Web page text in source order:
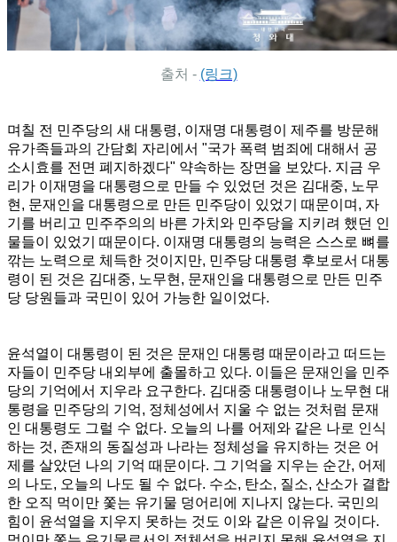
출처 - (링크)
며칠 전 민주당의 새 대통령, 이재명 대통령이 제주를 방문해
유가족들과의 간담회 자리에서 "국가 폭력 범죄에 대해서 공
소시효를 전면 폐지하겠다" 약속하는 장면을 보았다. 지금 우
리가 이재명을 대통령으로 만들 수 있었던 것은 김대중, 노무
현, 문재인을 대통령으로 만든 민주당이 있었기 때문이며, 자
기를 버리고 민주주의의 바른 가치와 민주당을 지키려 했던 인
물들이 있었기 때문이다. 이재명 대통령의 능력은 스스로 뼈를
깎는 노력으로 체득한 것이지만, 민주당 대통령 후보로서 대통
령이 된 것은 김대중, 노무현, 문재인을 대통령으로 만든 민주
당 당원들과 국민이 있어 가능한 일이었다.
윤석열이 대통령이 된 것은 문재인 대통령 때문이라고 떠드는
자들이 민주당 내외부에 출몰하고 있다. 이들은 문재인을 민주
당의 기억에서 지우라 요구한다. 김대중 대통령이나 노무현 대
통령을 민주당의 기억, 정체성에서 지울 수 없는 것처럼 문재
인 대통령도 그럴 수 없다. 오늘의 나를 어제와 같은 나로 인식
하는 것, 존재의 동질성과 나라는 정체성을 유지하는 것은 어
제를 살았던 나의 기억 때문이다. 그 기억을 지우는 순간, 어제
의 나도, 오늘의 나도 될 수 없다. 수소, 탄소, 질소, 산소가 결합
한 오직 먹이만 쫓는 유기물 덩어리에 지나지 않는다. 국민의
힘이 윤석열을 지우지 못하는 것도 이와 같은 이유일 것이다.